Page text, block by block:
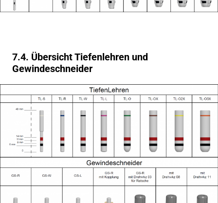
7.4. Übersicht Tiefenlehren und
Gewindeschneider